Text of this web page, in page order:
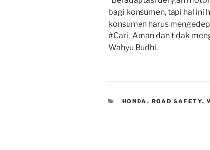
bagi konsumen, tapi hal ini
konsumen harus
#Cari_Aman dan tidak
Wahyu Budhi.
CATEGORIES
HONDA , ROAD SAFETY,